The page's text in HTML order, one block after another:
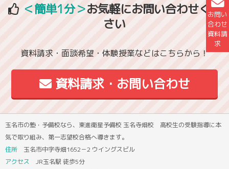
お問い
合わせ
資料請
求
＜簡単1分＞お気軽にお問い合わせくだ
さい
資料請求・面談希望・体験授業などはこちらから！
資料請求・お問い合わせ
玉名市の塾・予備校なら、東進衛星予備校 玉名寺畑校 高校生の受験指導に本
気で取り組み、第一志望校合格へ導きます。
住所 玉名市中字寺畑1652－2 ウイングスビル
アクセス JR玉名駅 徒歩5分